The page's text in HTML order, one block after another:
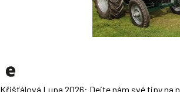
Křišťálová Lupa 2026: Dejte nám své tipy na